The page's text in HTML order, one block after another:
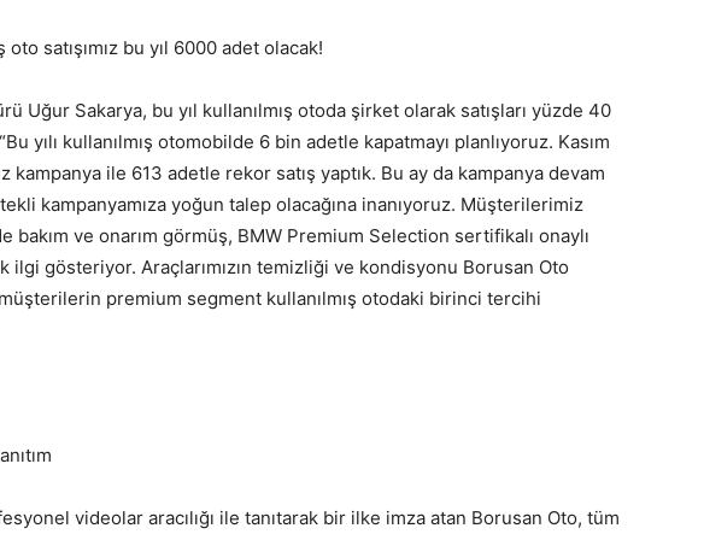
oto satışımız bu yıl 6000 adet olacak!
Uğur Sakarya, bu yıl kullanılmış otoda şirket olarak satışları yüzde 40
yılı kullanılmış otomobilde 6 bin adetle kapatmayı planlıyoruz. Kasım
kampanya ile 613 adetle rekor satış yaptık. Bu ay da kampanya devam
kampanyamıza yoğun talep olacağına inanıyoruz. Müşterilerimiz
bakım ve onarım görmüş, BMW Premium Selection sertifikalı onaylı
ilgi gösteriyor. Araçlarımızın temizliği ve kondisyonu Borusan Oto
premium segment kullanılmış otodaki birinci tercihi
videolar aracılığı ile tanıtarak bir ilke imza atan Borusan Oto, tüm